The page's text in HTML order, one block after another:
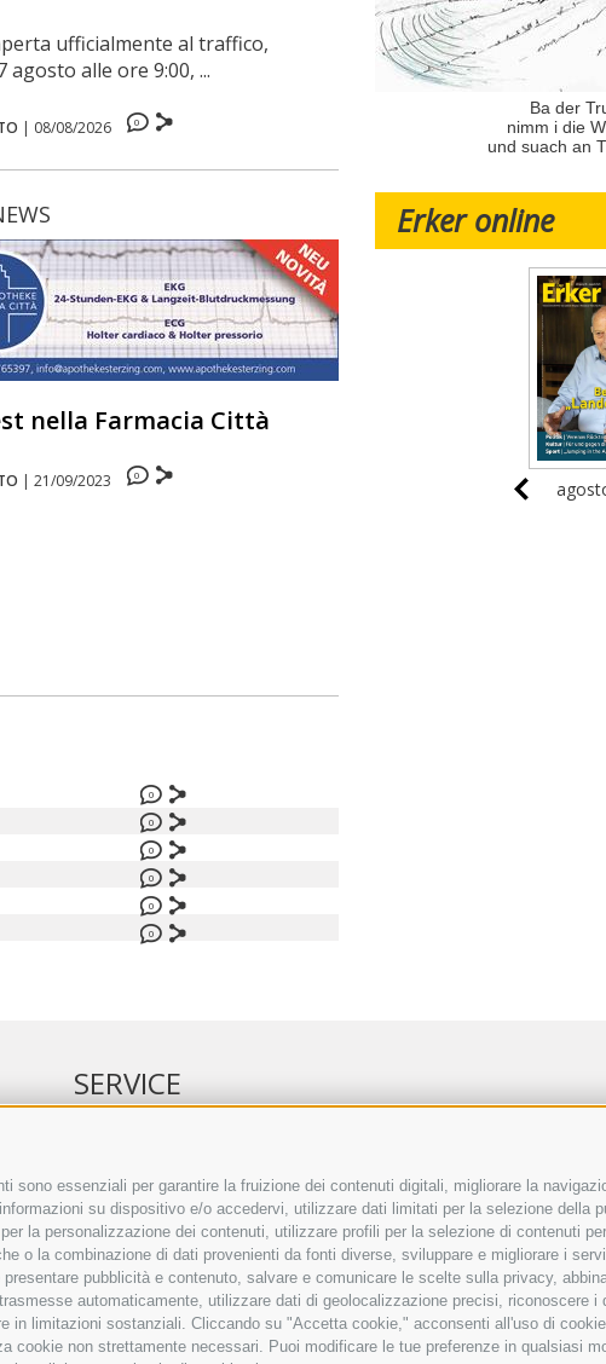
essenziali per garantire la fruizione dei contenuti digitali, migliorare la
su dispositivo e/o accedervi, utilizzare dati limitati per la selezione della
la personalizzazione dei contenuti, utilizzare profili per la selezione di contenuti
o la combinazione di dati provenienti da fonti diverse, sviluppare e migliorare i
pubblicità e contenuto, salvare e comunicare le scelte sulla privacy,
automaticamente, utilizzare dati di geolocalizzazione precisi, riconoscere
in limitazioni sostanziali. Cliccando su "Accetta cookie," acconsenti all'uso di
non strettamente necessari. Puoi modificare le tue preferenze in qualsiasi
ufficialmente al traffico,
agosto alle ore 9:00, ...
| 08/08/2026 0
nella Farmacia Città
| 21/09/2023 0
0
0
0
0
0
0
Ba der
nimm i die
und suach an
Erker online
SERVICE
ANNUNCI
LINK UTILI
METEO
WEBCAM
VIDEO
NECROLOGI